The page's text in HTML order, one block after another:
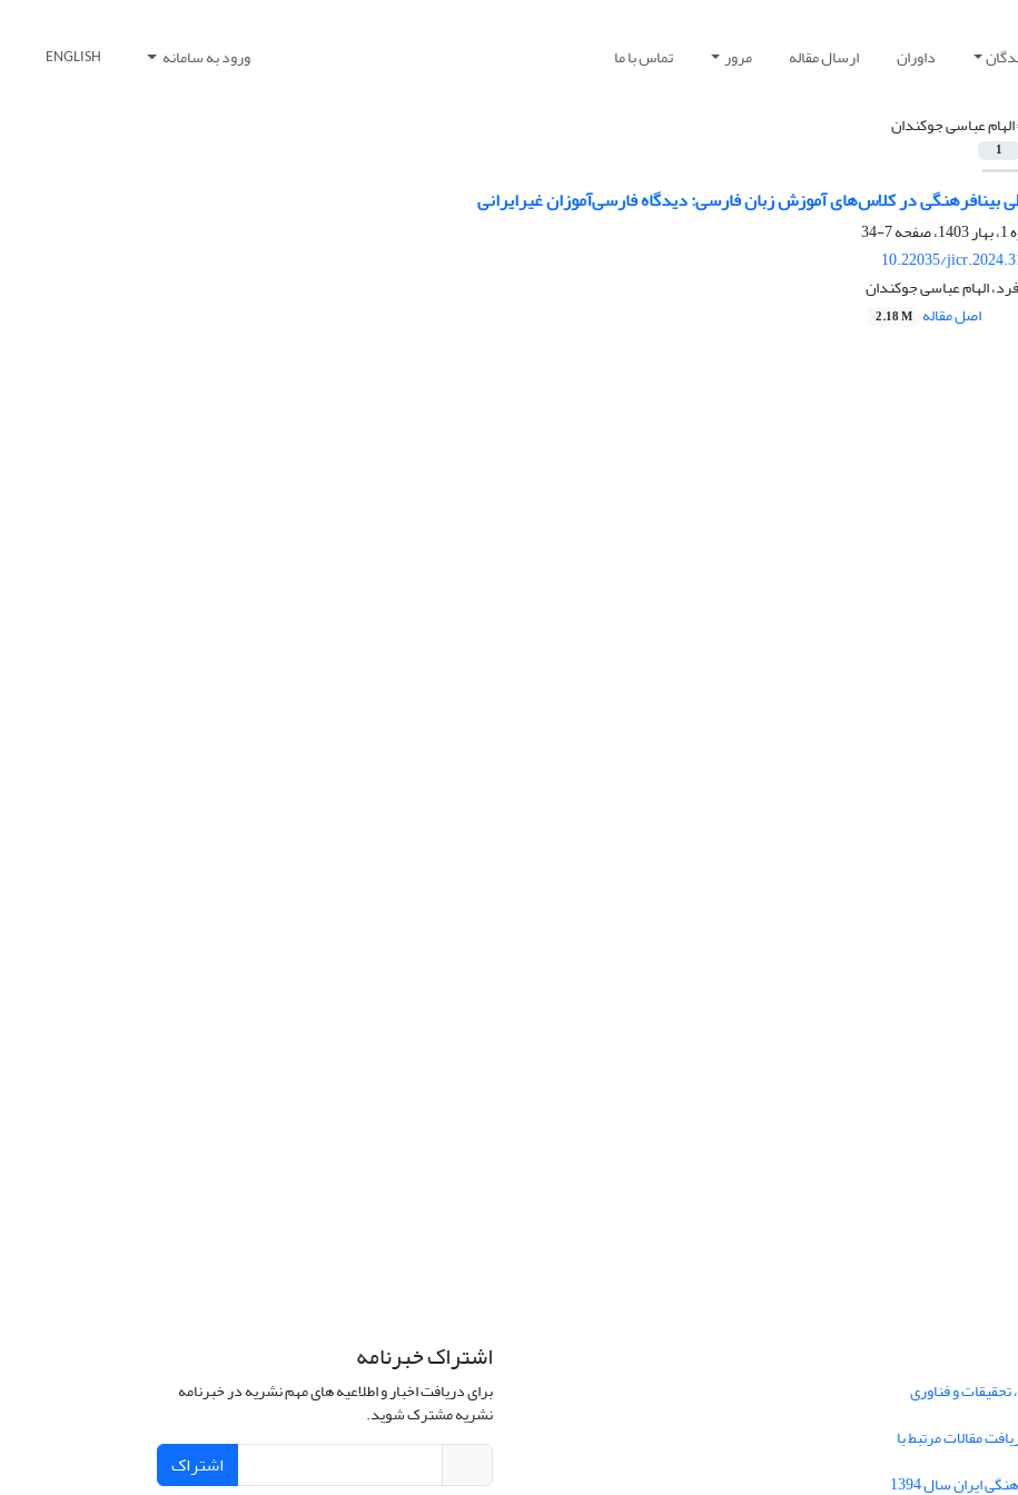
داوران ارسال مقاله مرور تماس با ما ورود به سامانه ENGLISH
الهام عباسی جوکندان
1
بینافرهنگی در کلاس‌های آموزش زبان فارسی: دیدگاه فارسی‌آموزان غیرایرانی
7-34
10.22035/
الهام عباسی جوکندان
اصل مقاله 2.18 M
و فناوری
سال 1395 برای دریافت مقالات مرتبط با
فراخوان مقاله فصلنامه تحقیقات فرهنگی ایران سال 1394
اشتراک خبرنامه
برای دریافت اخبار و اطلاعیه های مهم نشریه در خبرنامه
نشریه مشترک شوید.
اشتراک